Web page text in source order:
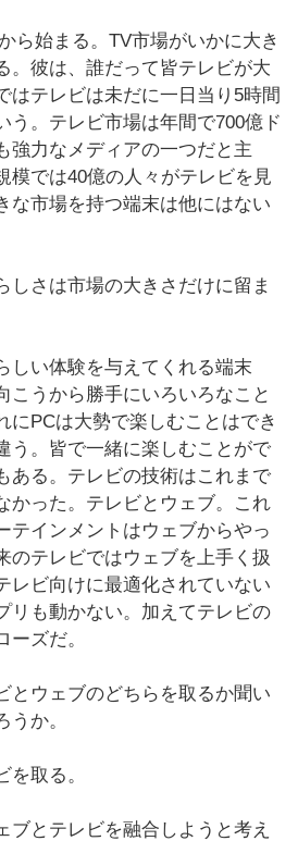
ら始まる。TV市場がいかに大き
。彼は、誰だって皆テレビが大
はテレビは未だに一日当り5時間
う。テレビ市場は年間で700億ド
強力なメディアの一つだと主
模では40億の人々がテレビを見
な市場を持つ端末は他にはない
しさは市場の大きさだけに留ま
しい体験を与えてくれる端末
こうから勝手にいろいろなこと
にPCは大勢で楽しむことはでき
う。皆で一緒に楽しむことがで
ある。テレビの技術はこれまで
かった。テレビとウェブ。これ
テインメントはウェブからやっ
のテレビではウェブを上手く扱
レビ向けに最適化されていない
リも動かない。加えてテレビの
ーズだ。
とウェブのどちらを取るか聞い
か。
を取る。
ブとテレビを融合しようと考え